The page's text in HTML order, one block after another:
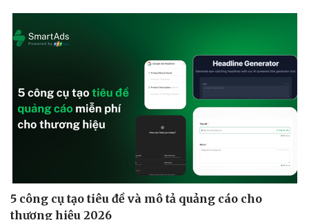
Doanh nghiệp
Công nghệ
5 công cụ tạo tiêu đề và mô tả quảng cáo cho
thương hiệu 2026